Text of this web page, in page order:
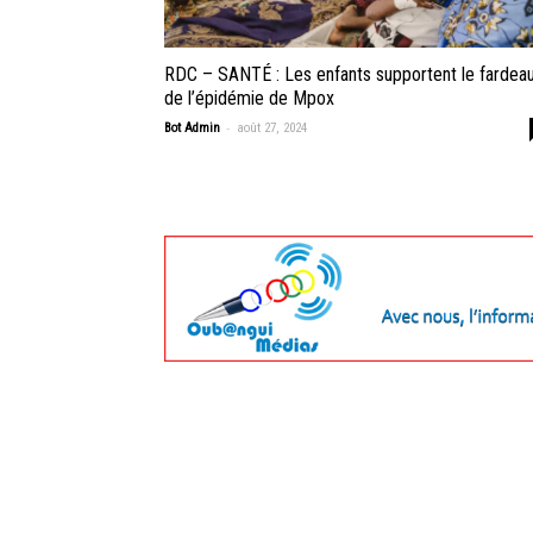
RDC – SANTÉ : Les enfants supportent le
de l’épidémie de Mpox
Bot Admin - août 27, 2024